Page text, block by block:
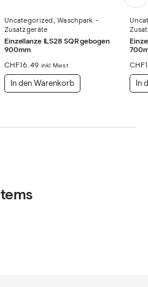
Uncategorized ,Waschpark -
Zusatzgeräte
Einzellanze ILS28 SQR gebogen
900mm
CHF16.49 inkl Mwst
In den Warenkorb
CHF
In